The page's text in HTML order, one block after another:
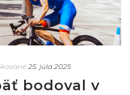
25. júla 2025
bodoval v